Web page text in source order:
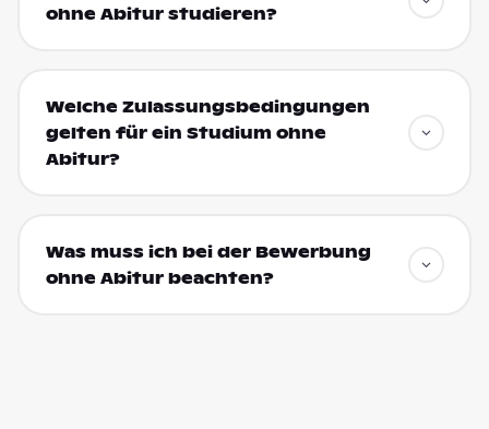
ohne Abitur studieren?
Welche Zulassungsbedingungen
gelten für ein Studium ohne
Abitur?
Was muss ich bei der Bewerbung
ohne Abitur beachten?